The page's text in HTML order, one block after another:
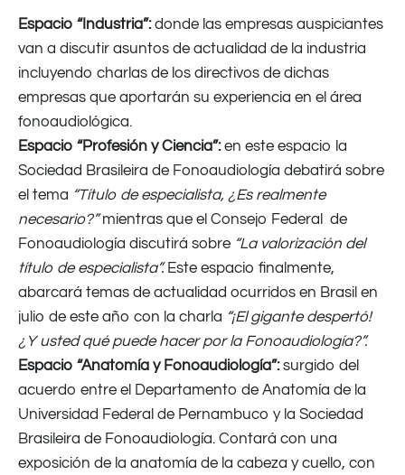
Espacio “Industria”:donde las empresas auspiciantes
van a discutir asuntos de actualidad de la industria
incluyendo charlas de los directivos de dichas
empresas que aportarán su experiencia en el área
fonoaudiológica.
Espacio “Profesión y Ciencia”:en este espacio la
Sociedad Brasileira de Fonoaudiología debatirá sobre
el tema “Título de especialista, ¿Es realmente
necesario?”mientras que el Consejo Federal de
Fonoaudiología discutirá sobre “La valorización del
título de especialista”.Este espacio finalmente,
abarcará temas de actualidad ocurridos en Brasil en
julio de este año con la charla “¡El gigante despertó!
¿ Y usted qué puede hacer por la Fonoaudiología?”.
Espacio “Anatomía y Fonoaudiología”:surgido del
acuerdo entre el Departamento de Anatomía de la
Universidad Federal de Pernambuco y la Sociedad
Brasileira de Fonoaudiología. Contará con una
exposición de la anatomía de la cabeza y cuello, con